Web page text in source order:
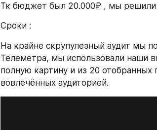
Тк бюджет был 20.000₽ , мы решили
Сроки :
На крайне скрупулезный аудит мы
Телеметра, мы использовали наши
полную картину и из 20
вовлечённых аудиторией.